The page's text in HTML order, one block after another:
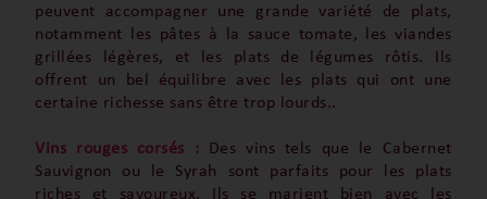
peuvent accompagner une grande variété de plats,
notamment les pâtes à la sauce tomate, les viandes
grillées légères, et les plats de légumes rôtis. Ils
offrent un bel équilibre avec les plats qui ont une
certaine richesse sans être trop lourds..
Vins rouges corsés : Des vins tels que le Cabernet
Sauvignon ou le Syrah sont parfaits pour les plats
riches et savoureux. Ils se marient bien avec les